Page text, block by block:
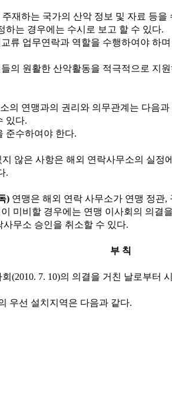
재하는 국가의 산악 정보 및 자료 등
하는 경우에는 수시로 보고 할 수 있다.
류 업무연락과 역할을 수행하여야 하
의 원활한 산악활동을 적극적으로 지원
의 연맹과의 권리와 의무관계는 다음과
있다.
준수하여야 한다.
않은 사항은 해외 연락사무소의 실정
.
) 연맹은 해외 연락 사무소가 연맹 정관,
미비할 경우에는 연맹 이사회의 의결
사무소 승인을 취소할 수 있다.
부 칙
(2010. 7. 10)의 의결을 거친 날로부터
우선 설치지역은 다음과 같다.